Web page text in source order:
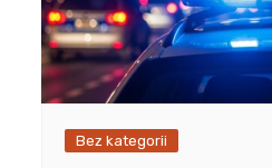
Bez kategorii